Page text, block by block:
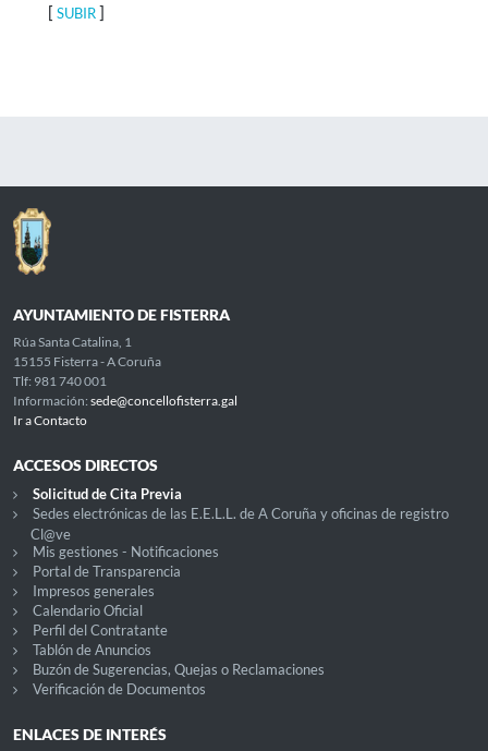
[ SUBIR]
AYUNTAMIENTO DE FISTERRA
Rúa Santa Catalina, 1
15155 Fisterra - A Coruña
Tlf: 981 740 001
Información: sede@concellofisterra.gal
Ir a Contacto
ACCESOS DIRECTOS
Solicitud de Cita Previa
Sedes electrónicas de las E.E.L.L. de A Coruña y oficinas de registro
Cl@ve
Mis gestiones - Notificaciones
Portal de Transparencia
Impresos generales
Calendario Oficial
Perfil del Contratante
Tablón de Anuncios
Buzón de Sugerencias, Quejas o Reclamaciones
Verificación de Documentos
ENLACES DE INTERÉS